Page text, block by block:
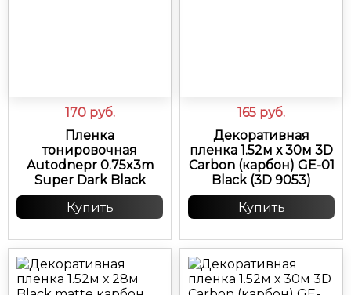
170 руб.
Пленка
тонировочная
Autodnepr 0.75x3m
Super Dark Black
Купить
165 руб.
Декоративная
пленка 1.52м х 30м 3D
Carbon (карбон) GE-01
Black (3D 9053)
Купить